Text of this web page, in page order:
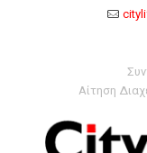
Αίτηση